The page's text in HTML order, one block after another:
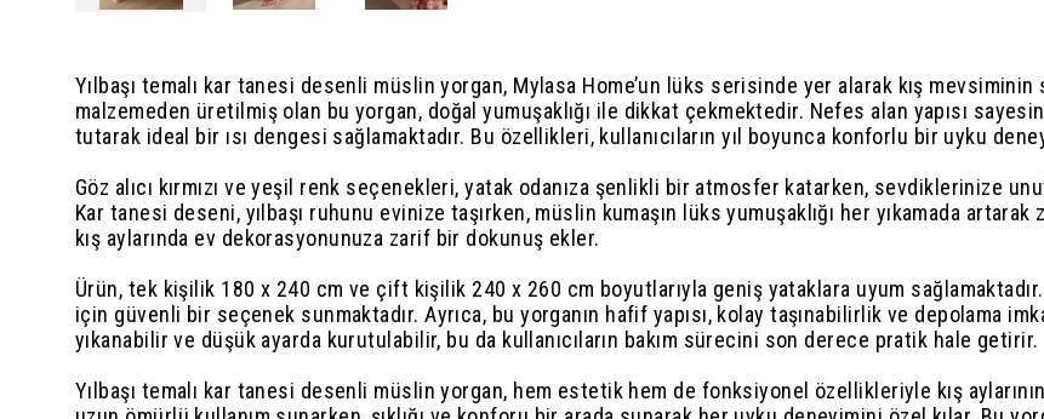
Yılbaşı temalı kar tanesi desenli müslin yorgan, Mylasa Home’un lüks serisinde yer alarak kış mevsiminin
malzemeden üretilmiş olan bu yorgan, doğal yumuşaklığı ile dikkat çekmektedir. Nefes alan yapısı
tutarak ideal bir ısı dengesi sağlamaktadır. Bu özellikleri, kullanıcıların yıl boyunca konforlu bir uyku
Göz alıcı kırmızı ve yeşil renk seçenekleri, yatak odanıza şenlikli bir atmosfer katarken, sevdiklerinize
Kar tanesi deseni, yılbaşı ruhunu evinize taşırken, müslin kumaşın lüks yumuşaklığı her yıkamada
kış aylarında ev dekorasyonunuza zarif bir dokunuş ekler.
Ürün, tek kişilik 180 x 240 cm ve çift kişilik 240 x 260 cm boyutlarıyla geniş yataklara uyum
için güvenli bir seçenek sunmaktadır. Ayrıca, bu yorganın hafif yapısı, kolay taşınabilirlik ve depolama
yıkanabilir ve düşük ayarda kurutulabilir, bu da kullanıcıların bakım sürecini son derece pratik hale getirir.
Yılbaşı temalı kar tanesi desenli müslin yorgan, hem estetik hem de fonksiyonel özellikleriyle kış